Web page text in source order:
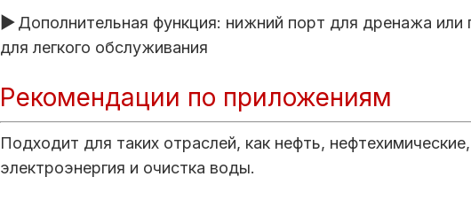
▶Дополнительная функция: нижний порт для дренажа
для легкого обслуживания
Рекомендации по приложениям
Подходит для таких отраслей, как нефть,
электроэнергия и очистка воды.